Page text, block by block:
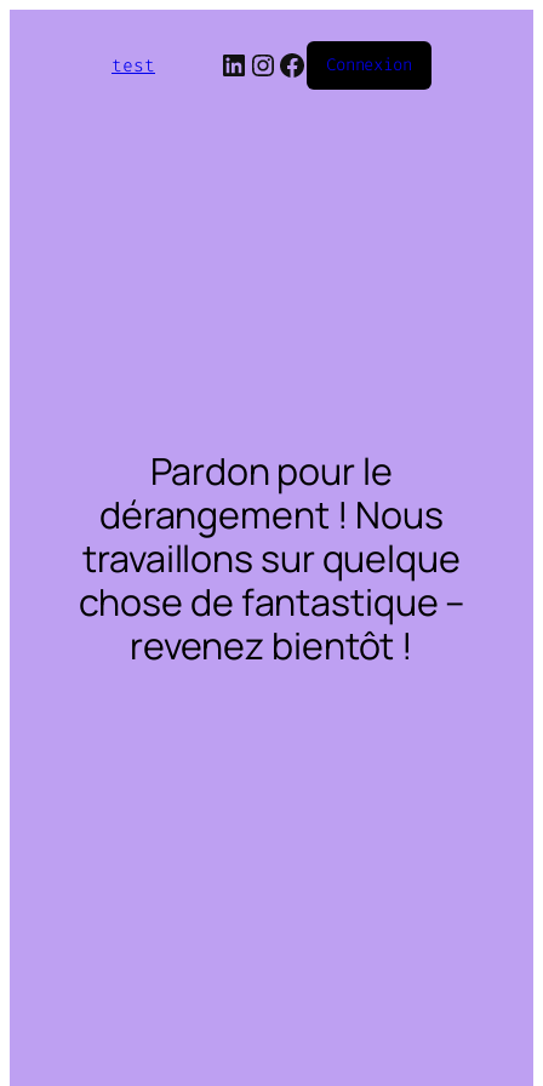
test LinkedIn
Instagram
Facebook
Connexion
Pardon pour le
dérangement ! Nous
travaillons sur quelque
chose de fantastique –
revenez bientôt !